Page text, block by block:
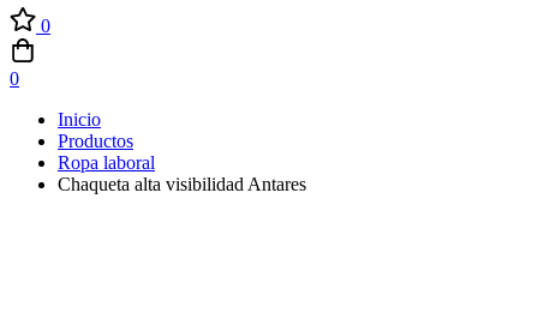
0
0
Inicio
Productos
Ropa laboral
Chaqueta alta visibilidad Antares